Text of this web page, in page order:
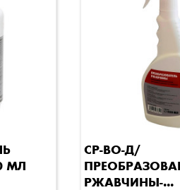
МЛ
Быстрый
СР-ВО-Д/
РЖАВЧИНЫ-...